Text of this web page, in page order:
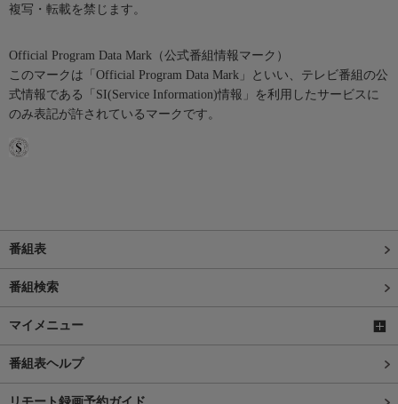
複写・転載を禁じます。
Official Program Data Mark（公式番組情報マーク）
このマークは「Official Program Data Mark」といい、テレビ番組の公
式情報である「SI(Service Information)情報」を利用したサービスに
のみ表記が許されているマークです。
番組表
番組検索
マイメニュー
番組表ヘルプ